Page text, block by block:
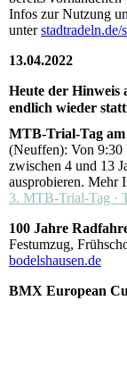
Infos zur Nutzung
unterstadtradeln.de/
13.04.2022
Heute der Hinweis
endlich wieder
MTB-Trial-Tag am
(Neuffen): Von
zwischen 4 und 13
ausprobieren. Mehr
3. MTB-Trial-Tag ·
100 Jahre
Festumzug,
bodelshausen.de
BMX European